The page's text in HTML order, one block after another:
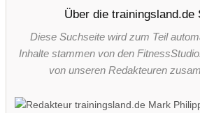
Über die trainingsland.de
Diese Suchseite wird zum Teil
Inhalte stammen von den
von unseren Redakteuren